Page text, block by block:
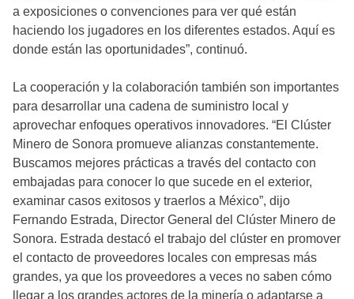
a exposiciones o convenciones para ver qué están
haciendo los jugadores en los diferentes estados. Aquí es
donde están las oportunidades”, continuó.
La cooperación y la colaboración también son importantes
para desarrollar una cadena de suministro local y
aprovechar enfoques operativos innovadores. “El Clúster
Minero de Sonora promueve alianzas constantemente.
Buscamos mejores prácticas a través del contacto con
embajadas para conocer lo que sucede en el exterior,
examinar casos exitosos y traerlos a México”, dijo
Fernando Estrada, Director General del Clúster Minero de
Sonora. Estrada destacó el trabajo del clúster en promover
el contacto de proveedores locales con empresas más
grandes, ya que los proveedores a veces no saben cómo
llegar a los grandes actores de la minería o adaptarse a